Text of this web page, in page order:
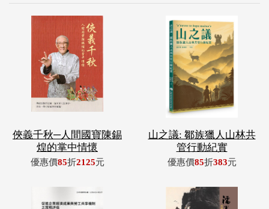
俠義千秋─人間國寶陳錫
煌的掌中情懷
優惠價85折2125元
山之議: 鄒族獵人山林共
管行動紀實
優惠價85折383元